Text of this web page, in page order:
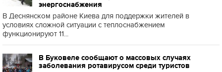
энергоснабжения
В Деснянском районе Киева для поддержки жителей в
условиях сложной ситуации с теплоснабжением
функционируют 11...
В Буковеле сообщают о массовых случаях
заболевания ротавирусом среди туристов